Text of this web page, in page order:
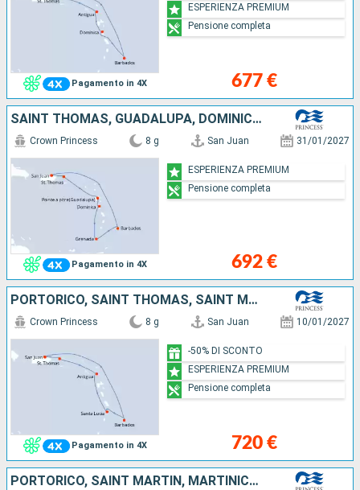
Pagamento in 4X 677 €
ESPERIENZA PREMIUM
Pensione completa
SAINT THOMAS, GUADALUPA, DOMINICA, GRENADA, BARBADOS, PORTORICO
Pagamento in 4X
Crown Princess 8 g San Juan 31/01/2027
692 €
ESPERIENZA PREMIUM
Pensione completa
PORTORICO, SAINT THOMAS, SAINT MARTIN, ANTIGUA E BARBUDA, SANTA LUCIA, BARBADOS
Pagamento in 4X
Crown Princess 8 g San Juan 10/01/2027
720 €
-50% DI SCONTO
ESPERIENZA PREMIUM
Pensione completa
PORTORICO, SAINT MARTIN, MARTINICA, GRENADA, SANTA LUCIA, BARBADOS